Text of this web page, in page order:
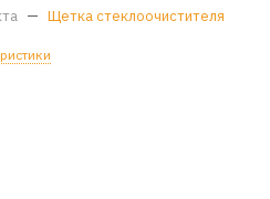
— Щетка стеклоочистителя